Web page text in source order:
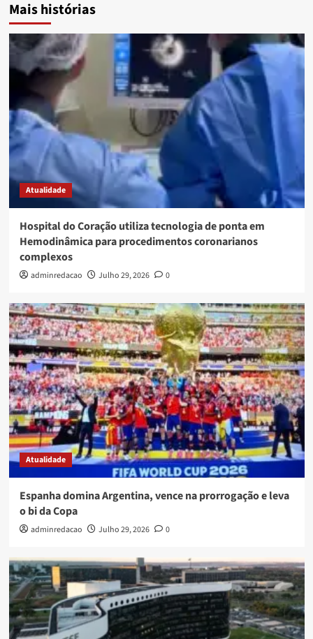
Mais histórias
Atualidade
Hospital do Coração utiliza tecnologia de ponta em
Hemodinâmica para procedimentos coronarianos
complexos
adminredacao Julho 29, 2026 0
Atualidade
Espanha domina Argentina, vence na prorrogação e leva
o bi da Copa
adminredacao Julho 29, 2026 0